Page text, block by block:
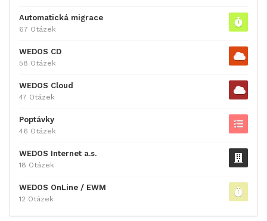
Automatická migrace
67 Otázek
WEDOS CD
58 Otázek
WEDOS Cloud
47 Otázek
Poptávky
46 Otázek
WEDOS Internet a.s.
18 Otázek
WEDOS OnLine / EWM
12 Otázek